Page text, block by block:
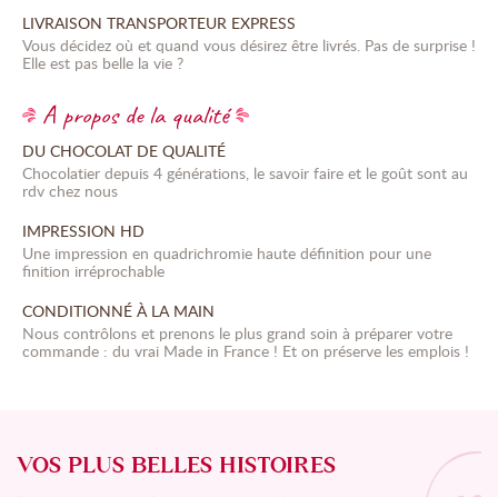
LIVRAISON TRANSPORTEUR EXPRESS
Vous décidez où et quand vous désirez être livrés. Pas de surprise !
Elle est pas belle la vie ?
A propos de la qualité
DU CHOCOLAT DE QUALITÉ
Chocolatier depuis 4 générations, le savoir faire et le goût sont au
rdv chez nous
IMPRESSION HD
Une impression en quadrichromie haute définition pour une
finition irréprochable
CONDITIONNÉ À LA MAIN
Nous contrôlons et prenons le plus grand soin à préparer votre
commande : du vrai Made in France ! Et on préserve les emplois !
VOS PLUS BELLES HISTOIRES